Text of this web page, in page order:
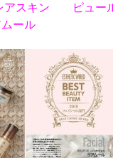
アスキン ピュ
ール